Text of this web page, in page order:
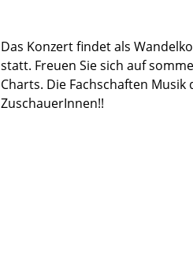
Das Konzert findet als
statt. Freuen Sie sich auf
Charts. Die Fachschaften
ZuschauerInnen!!